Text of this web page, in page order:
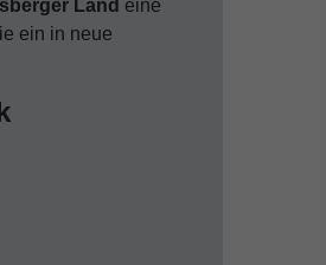
Land eine
ein in neue